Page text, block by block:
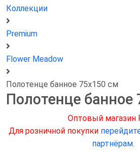
Коллекции
Premium
Flower Meadow
Полотенце банное 75x150 см
Полотенце банное
Оптовый магазин
Для розничной покупки
партнёрам.